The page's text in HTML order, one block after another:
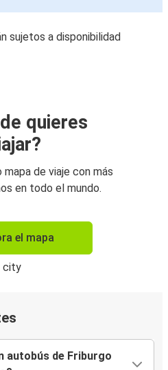
sujetos a disponibilidad
quieres
de viaje con más
en todo el mundo.
el mapa
autobús de Friburgo